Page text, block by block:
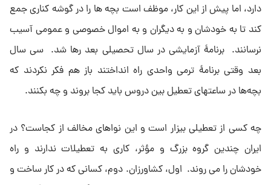
دارد، اما پیش از این کار، موظف است بچه ها را در گوشه کنارى جمع
کند تا به خودشان و به دیگران و به اموال خصوصى و عمومى آسیب
نرسانند. برنامۀ آزمایشى در سال تحصیلى بعد رها شد. سى سال
بعد وقتى برنامۀ ترمى واحدى راه انداختند باز هم فکر نکردند که
بچه‌ها در ساعتهاى تعطیل بین دروس باید کجا بروند و چه بکنند.
چه کسى از تعطیلی بیزار است و این نواهای مخالف از کجاست؟ در
ایران چندین گروه بزرگ و مؤثر، کارى به تعطیلات ندارند و راه
خودشان را مى روند. اول، کشاورزان. دوم، کسانى که در کار ساخت و